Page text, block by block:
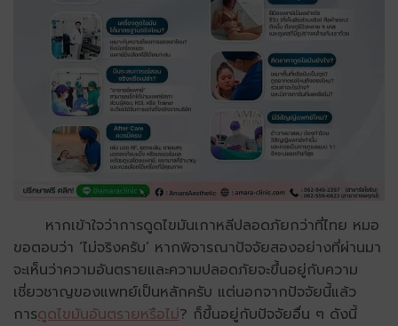
หากเข้าใจว่าการดูดไขมันเกาหลีปลอดภัยกว่าที่ไทย หมอ
ขอตอบว่า ‘ไม่จริงครับ’ หากพิจารณาปัจจัยสองอย่างที่ผ่านมา
จะเห็นว่าความอันตรายและความปลอดภัยจะขึ้นอยู่กับความ
เชี่ยวชาญของแพทย์เป็นหลักครับ แต่นอกจากปัจจัยนี้แล้ว
การดูดไขมันอันตรายหรือไม่? ก็ขึ้นอยู่กับปัจจัยอื่น ๆ ดังนี้